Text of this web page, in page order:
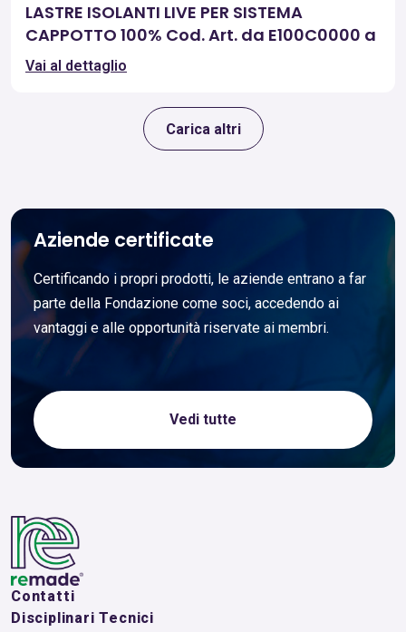
LASTRE ISOLANTI LIVE PER SISTEMA
CAPPOTTO 100% Cod. Art. da E100C0000 a
E100CZ9999
Vai al dettaglio
Carica altri
Aziende certificate
Certificando i propri prodotti, le aziende entrano a far
parte della Fondazione come soci, accedendo ai
vantaggi e alle opportunità riservate ai membri.
Vedi tutte
Contatti
Disciplinari Tecnici